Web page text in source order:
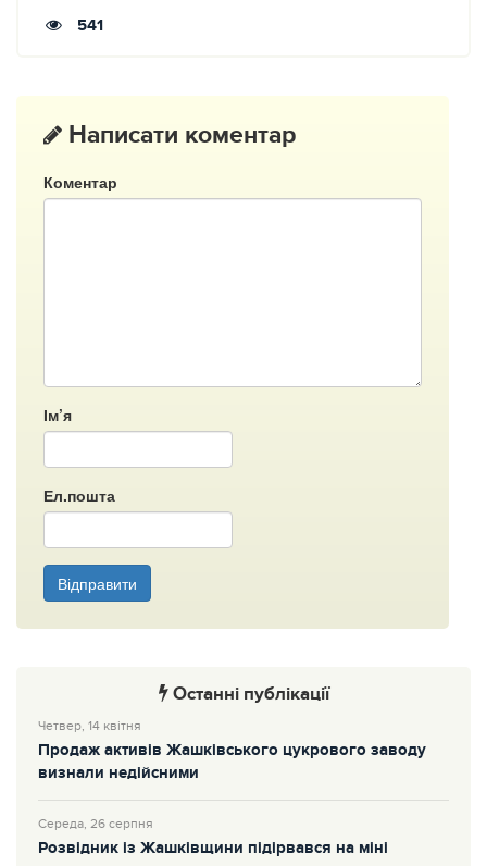
541
Написати коментар
Коментар
Ім’я
Ел.пошта
Відправити
Останні публікації
Четвер, 14 квітня
Продаж активів Жашківського цукрового заводу
визнали недійсними
Середа, 26 серпня
Розвідник із Жашківщини підірвався на міні